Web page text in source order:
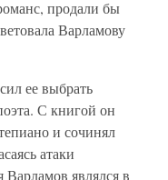
продали бы
Варламову
ее выбрать
С книгой он
и сочинял
атаки
Варламов являлся в